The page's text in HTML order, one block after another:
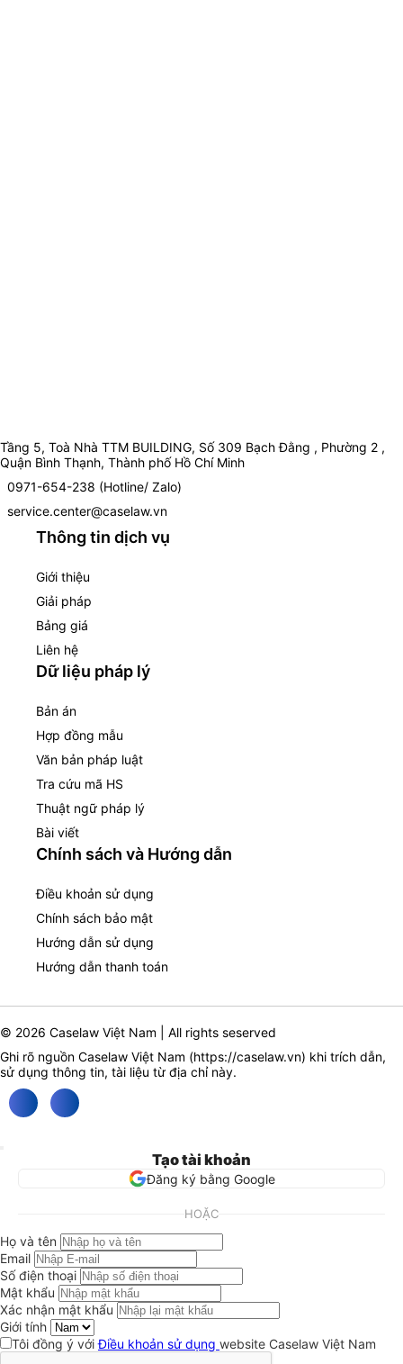
Tầng 5, Toà Nhà TTM BUILDING, Số 309 Bạch Đằng , Phường 2 ,
Quận Bình Thạnh, Thành phố Hồ Chí Minh
0971-654-238 (Hotline/ Zalo)
service.center@caselaw.vn
Thông tin dịch vụ
Giới thiệu
Giải pháp
Bảng giá
Liên hệ
Dữ liệu pháp lý
Bản án
Hợp đồng mẫu
Văn bản pháp luật
Tra cứu mã HS
Thuật ngữ pháp lý
Bài viết
Chính sách và Hướng dẫn
Điều khoản sử dụng
Chính sách bảo mật
Hướng dẫn sử dụng
Hướng dẫn thanh toán
© 2026 Caselaw Việt Nam | All rights seserved
Ghi rõ nguồn Caselaw Việt Nam (https://caselaw.vn) khi trích dẫn,
sử dụng thông tin, tài liệu từ địa chỉ này.
Tạo tài khoản
Đăng ký bằng Google
HOẶC
Họ và tên
Email
Số điện thoại
Mật khẩu
Xác nhận mật khẩu
Giới tính
Tôi đồng ý vớiĐiều khoản sử dụng website Caselaw Việt Nam